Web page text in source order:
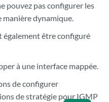
pouvez pas configurer les
manière dynamique.
être configuré
à une interface mappée.
de configurer
de stratégie pour IGMP